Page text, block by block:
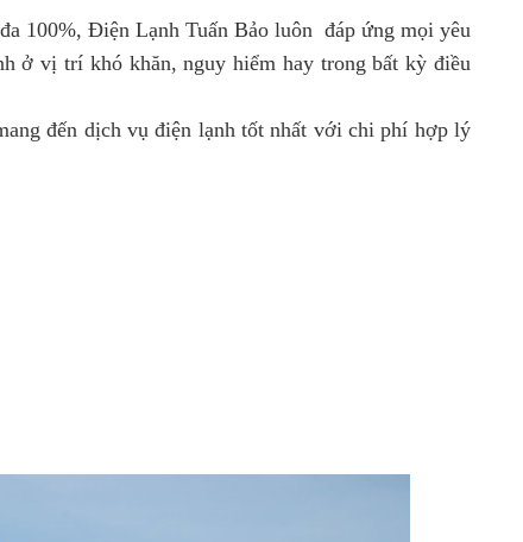
100%, Điện Lạnh Tuấn Bảo luôn đáp ứng mọi yêu
ở vị trí khó khăn, nguy hiểm hay trong bất kỳ điều
đến dịch vụ điện lạnh tốt nhất với chi phí hợp lý